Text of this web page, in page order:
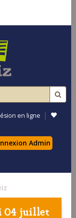
en ligne |
Admin
04 juillet